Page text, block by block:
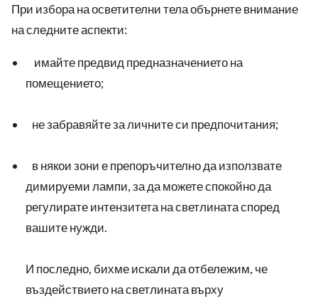
При избора на осветителни тела обърнете внимание
на следните аспекти:
имайте предвид предназначението на
помещението;
не забравяйте за личните си предпочитания;
в някои зони е препоръчително да използвате
димируеми лампи, за да можете спокойно да
регулирате интензитета на светлината според
вашите нужди.
И последно, бихме искали да отбележим, че
въздействието на светлината върху